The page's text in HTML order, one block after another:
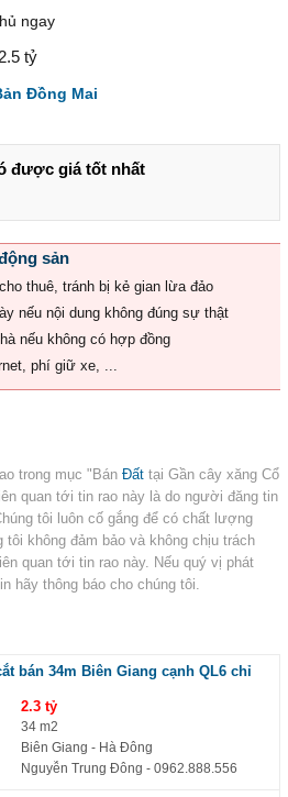
ngay
tỷ
Đồng Mai
được giá tốt nhất
sản
thuê, tránh bị kẻ gian lừa đảo
nếu nội dung không đúng sự thật
nếu không có hợp đồng
phí giữ xe, ...
trong mục "Bán Đất tại Gần cây xăng Cổ
quan tới tin rao này là do người đăng tin
tôi luôn cố gắng để có chất lượng
không đảm bảo và không chịu trách
quan tới tin rao này. Nếu quý vị phát
hãy thông báo cho chúng tôi.
bán 34m Biên Giang cạnh QL6 chỉ
2.3 tỷ
34 m2
Biên Giang - Hà Đông
Nguyễn Trung Đông - 0962.888.556